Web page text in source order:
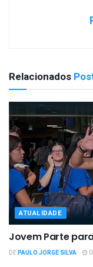
Relacionados
ATUALIDADE
Jovem Parte
DEPAULO JORGE SILVA